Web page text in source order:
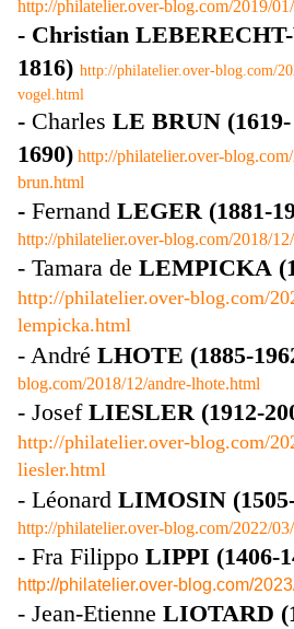
http://philatelier.over-blog.com/2019/
- Christian
1816) http://philatelier.over-blog.com/
vogel.html
- Charles LE BRUN (1619-
1690) http://philatelier.over-
brun.html
- Fernand LEGER (1881-
http://philatelier.over-blog.com/2018/
- Tamara de LEMPICKA
http://philatelier.over-blog.com/
lempicka.html
- André LHOTE (1885-
blog.com/2018/12/andre-lhote.html
- JosefLIESLER (1912-
http://philatelier.over-blog.com/
liesler.html
- Léonard LIMOSIN
http://philatelier.over-blog.com/2022/
- Fra Filippo LIPPI (1406-
http://philatelier.over-blog.com/
- Jean-Etienne LIOTARD